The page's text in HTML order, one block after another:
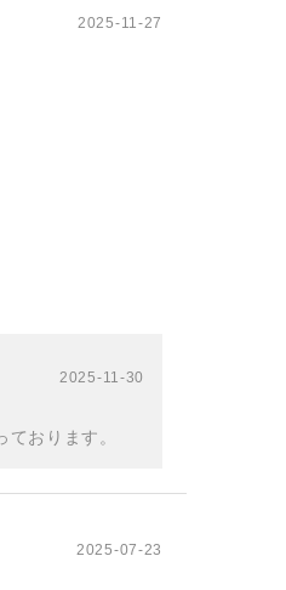
2025-11-27
2025-11-30
おります。
2025-07-23